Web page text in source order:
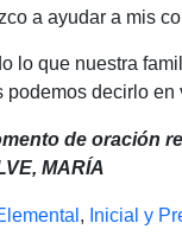
a ayudar a mis
lo que nuestra
podemos decirlo en
de oración
MARÍA
, Inicial y